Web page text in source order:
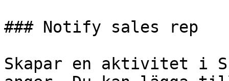
### Notify sales rep
Skapar en aktivitet i